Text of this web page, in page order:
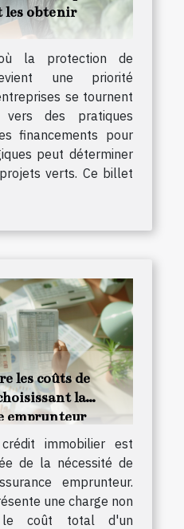
les obtenir
la protection de
une priorité
se tournent
des pratiques
financements pour
peut déterminer
verts. Ce billet
les coûts de
la
emprunteur
immobilier est
de la nécessité de
emprunteur.
une charge non
le coût total d'un